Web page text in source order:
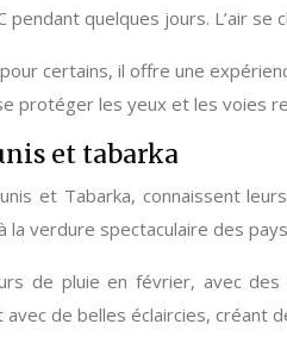
quelques jours. L’air
certains, il offre une
protéger les yeux et les
et tabarka
et Tabarka, connaissent
verdure spectaculaire des
de pluie en février, avec
de belles éclaircies,